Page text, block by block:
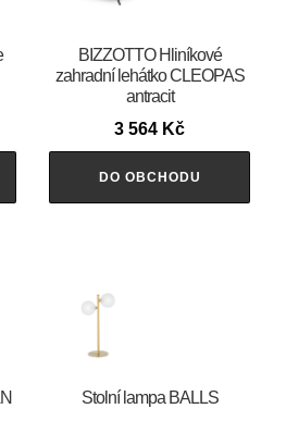
BIZZOTTO Hliníkové
zahradní lehátko CLEOPAS
antracit
3 564 Kč
DO OBCHODU
Stolní lampa BALLS